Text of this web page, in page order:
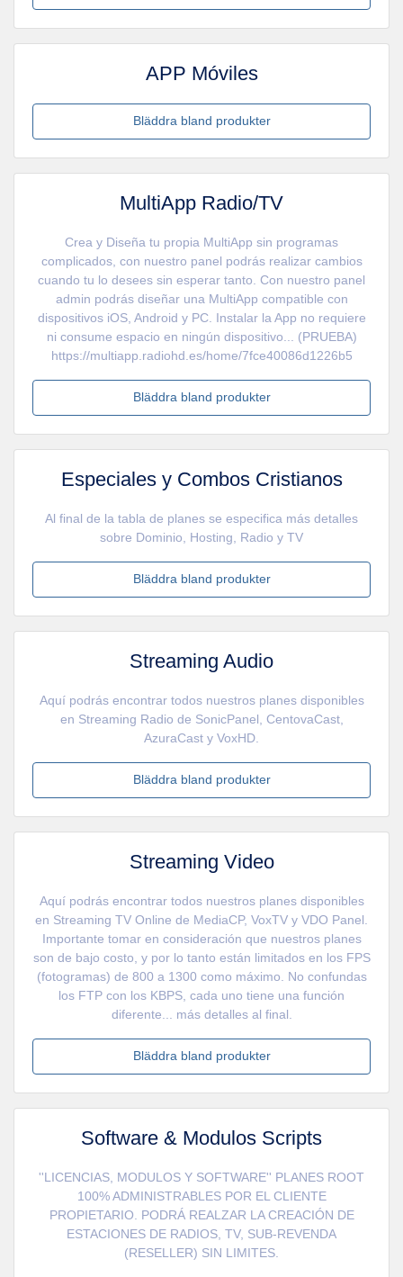
APP Móviles
Bläddra bland produkter
MultiApp Radio/TV
Crea y Diseña tu propia MultiApp sin programas
complicados, con nuestro panel podrás realizar cambios
cuando tu lo desees sin esperar tanto. Con nuestro panel
admin podrás diseñar una MultiApp compatible con
dispositivos iOS, Android y PC. Instalar la App no requiere
ni consume espacio en ningún dispositivo... (PRUEBA)
https://multiapp.radiohd.es/home/7fce40086d1226b5
Bläddra bland produkter
Especiales y Combos Cristianos
Al final de la tabla de planes se especifica más detalles
sobre Dominio, Hosting, Radio y TV
Bläddra bland produkter
Streaming Audio
Aquí podrás encontrar todos nuestros planes disponibles
en Streaming Radio de SonicPanel, CentovaCast,
AzuraCast y VoxHD.
Bläddra bland produkter
Streaming Video
Aquí podrás encontrar todos nuestros planes disponibles
en Streaming TV Online de MediaCP, VoxTV y VDO Panel.
Importante tomar en consideración que nuestros planes
son de bajo costo, y por lo tanto están limitados en los FPS
(fotogramas) de 800 a 1300 como máximo. No confundas
los FTP con los KBPS, cada uno tiene una función
diferente... más detalles al final.
Bläddra bland produkter
Software & Modulos Scripts
''LICENCIAS, MODULOS Y SOFTWARE'' PLANES ROOT
100% ADMINISTRABLES POR EL CLIENTE
PROPIETARIO. PODRÁ REALZAR LA CREACIÓN DE
ESTACIONES DE RADIOS, TV, SUB-REVENDA
(RESELLER) SIN LIMITES.